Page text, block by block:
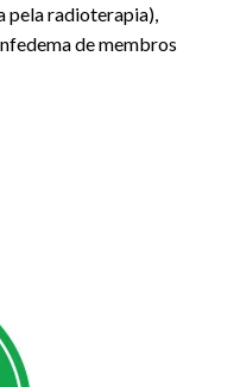
pela radioterapia),
de membros